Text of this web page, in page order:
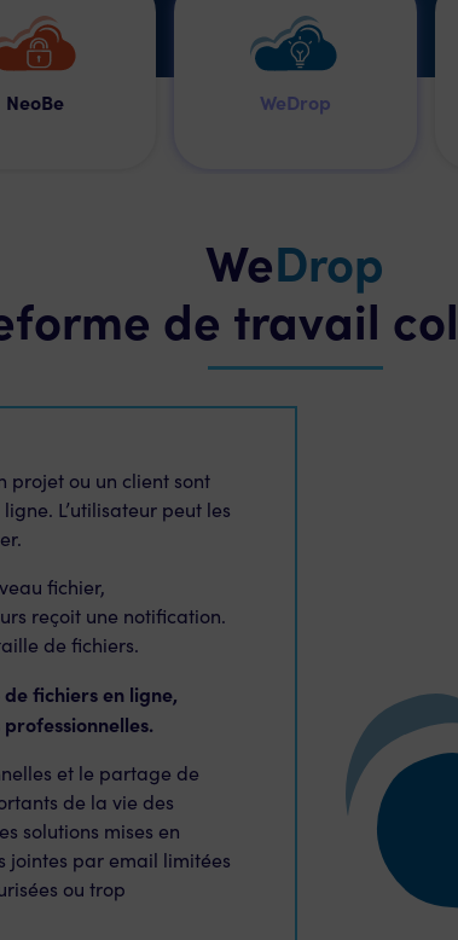
NeoBe WeDrop
WeDrop
de travail
projet ou un client sont
L’utilisateur peut les
fichier,
reçoit une notification.
de fichiers.
fichiers en ligne,
et le partage de
de la vie des
solutions mises en
jointes par email limitées
ou trop